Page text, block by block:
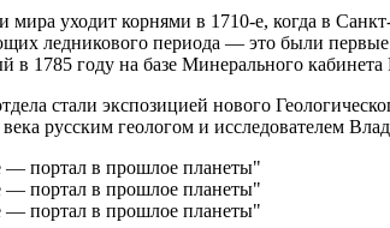
уходит корнями в 1710-е, когда в
ледникового периода — это были первые
1785 году на базе Минерального
стали экспозицией нового
русским геологом и исследователем